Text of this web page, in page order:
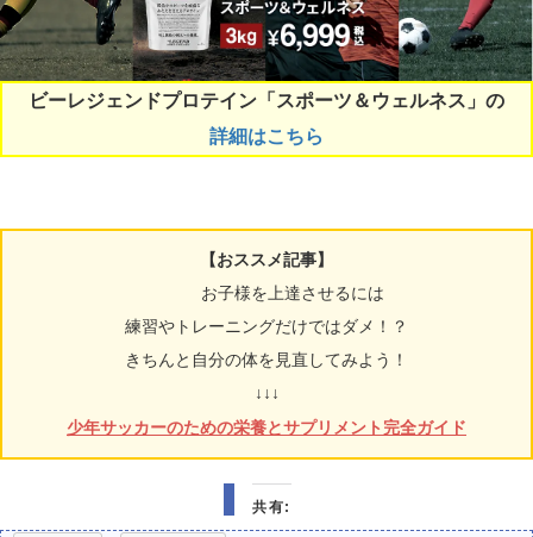
ビーレジェンドプロテイン「スポーツ＆ウェルネス」の
詳細はこちら
【おススメ記事】
お子様を上達させるには
練習やトレーニングだけではダメ！？
きちんと自分の体を見直してみよう！
↓↓↓
少年サッカーのための栄養とサプリメント完全ガイド
共有: